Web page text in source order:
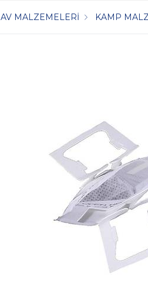
AV MALZEMELERİ KAMP